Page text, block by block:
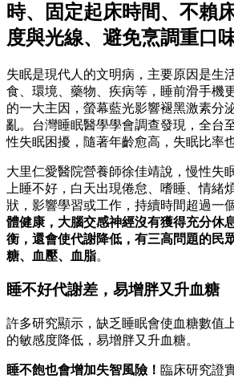
時、固定起床時間、不賴
度與光線、避免烹調重口
失眠是現代人的文明病，主要原因是生
食、環境、藥物、疾病等，睡前滑手機
的一大主因，螢幕藍光影響褪黑激素分
亂。台灣睡眠醫學學會調查發現，全台
性失眠困擾，隨著年齡愈高，失眠比率
大里仁愛醫院營養師徐佳靖說，慢性失
上睡不好，白天出現倦怠、嗜睡、情緒
狀，影響學習或工作，持續時間超過一個
體健康，大腦交感神經沒有獲得充分休
衡，還會使代謝降低，有三高問題的民
糖、血壓、血脂。
睡不好代謝差，易增胖又升血糖
許多研究顯示，缺乏睡眠會使血糖數值
的敏感度降低，易增胖又升血糖。
睡不飽也會增加失智風險！ 臨床研究證